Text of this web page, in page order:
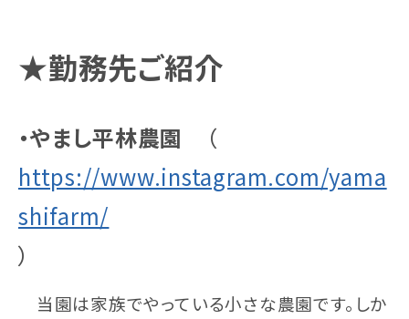
★勤務先ご紹介
・やまし平林農園 （
https://www.instagram.com/yama
shifarm/
）
当園は家族でやっている小さな農園です。しか